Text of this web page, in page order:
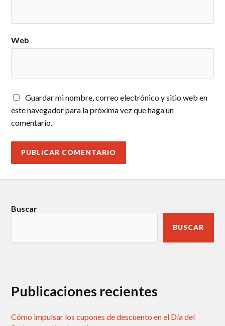
Web
Guardar mi nombre, correo electrónico y sitio web en
este navegador para la próxima vez que haga un
comentario.
Buscar
BUSCAR
Publicaciones recientes
Cómo impulsar los cupones de descuento en el Día del